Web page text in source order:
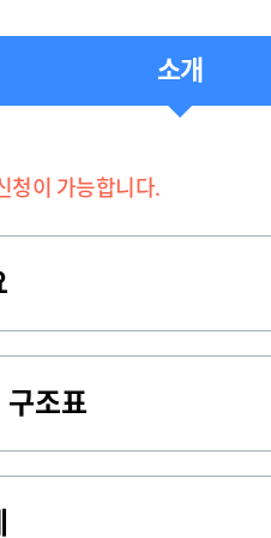
소개
청이 가능합니다.
구조표